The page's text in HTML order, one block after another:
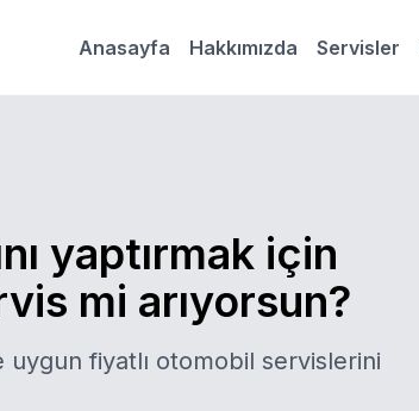
Anasayfa Hakkımızda Servisler
yaptırmak için
mi arıyorsun?
uygun fiyatlı otomobil servislerini